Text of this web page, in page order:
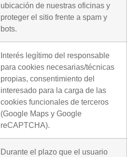
ubicación de nuestras oficinas y
proteger el sitio frente a spam y
bots.
Interés legítimo del responsable
para cookies necesarias/técnicas
propias, consentimiento del
interesado para la carga de las
cookies funcionales de terceros
(Google Maps y Google
reCAPTCHA).
Durante el plazo que el usuario